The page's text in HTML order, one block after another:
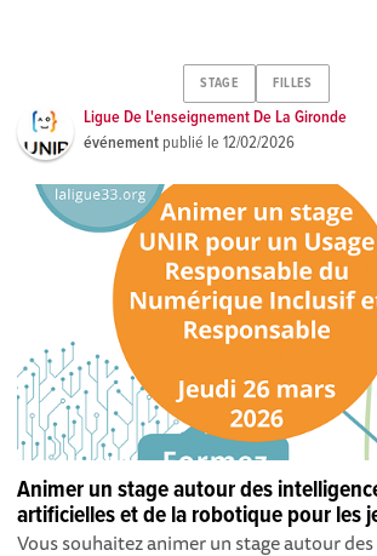
STAGE FILLES
Ligue De L'enseignement De La Gironde
événement publié le12/02/2026
Animer un stage autour des
artificielles et de la robotique pour les
Vous souhaitez animer un stage autour